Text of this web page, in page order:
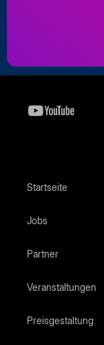
Startseite
Jobs
Partner
Veranstaltungen
Preisgestaltung